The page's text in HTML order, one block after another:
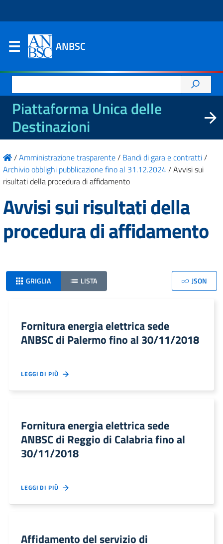
ANBSC
per:
Piattaforma Unica delle
Destinazioni
/Amministrazione trasparente/ Bandi di gara e contratti/
Archivio obblighi pubblicazione fino al 31.12.2024/Avvisi sui
risultati della procedura di affidamento
Avvisi sui risultati della
procedura di affidamento
GRIGLIA LISTA JSON
Fornitura energia elettrica sede
ANBSC di Palermo fino al 30/11/2018
LEGGI DI PIÙ
Fornitura energia elettrica sede
ANBSC di Reggio di Calabria fino al
30/11/2018
LEGGI DI PIÙ
Affidamento del servizio di